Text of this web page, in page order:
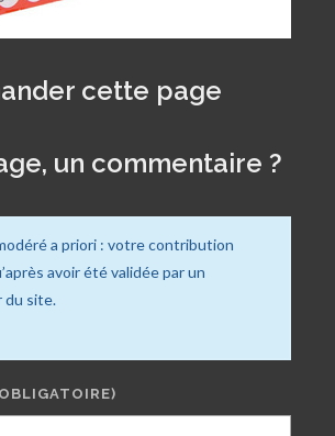
cette page
un commentaire ?
a priori : votre contribution
avoir été validée par un
du site.